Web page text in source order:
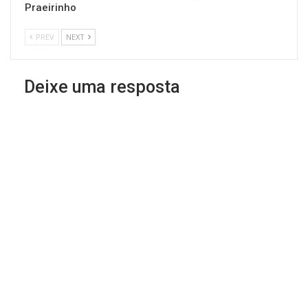
Praeirinho
PREV NEXT
Deixe uma resposta